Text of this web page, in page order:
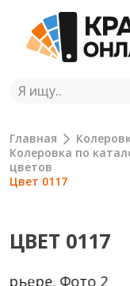
Главная
Колеровка по
цветов
Цвет 0117
ЦВЕТ 0117